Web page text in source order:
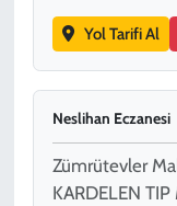
Yol Tarifi Al
Neslihan Eczanesi
Zümrütevler
KARDELEN